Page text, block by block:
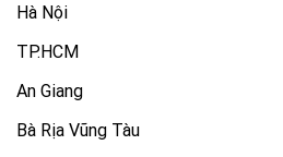
Hà Nội
TP.HCM
An Giang
Bà Rịa Vũng Tàu